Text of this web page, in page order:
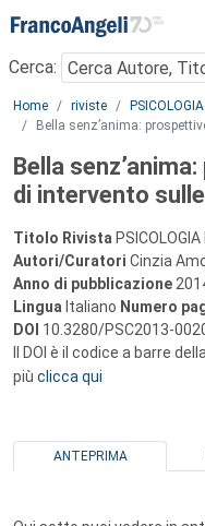
Menu
Cerca:
Main content
Home riviste
Bella senz’anima:
Bella
di intervento
Titolo Rivista PSICOLOGIA
Autori/Curatori Cinzia
Anno di pubblicazione
Lingua Italiano Numero
DOI 10.3280/PSC2013-
Il DOI è il codice a barre
più clicca qui
ANTEPRIMA